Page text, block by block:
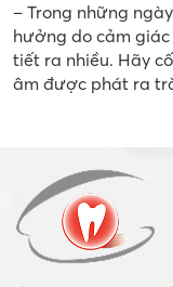
– Trong những
hưởng do cảm
tiết ra nhiều. Hãy
âm được phát ra